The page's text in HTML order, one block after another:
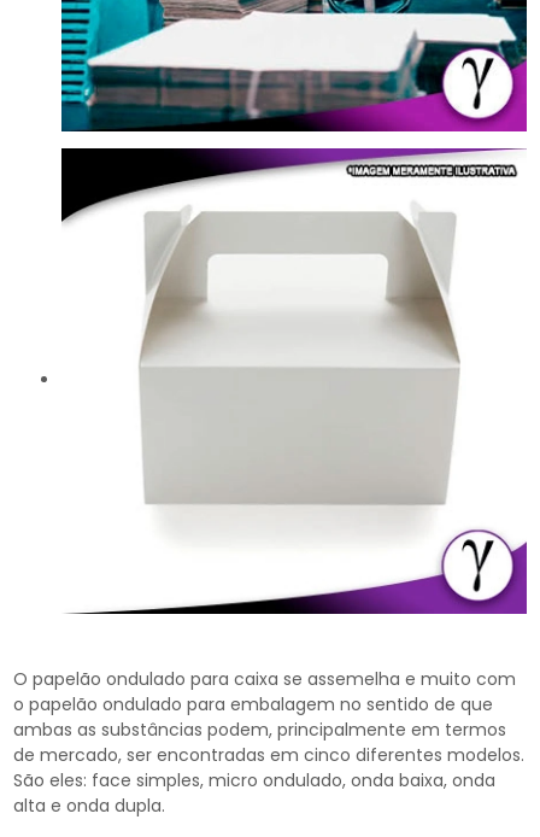
O papelão ondulado para caixa se assemelha e muito com
o papelão ondulado para embalagem no sentido de que
ambas as substâncias podem, principalmente em termos
de mercado, ser encontradas em cinco diferentes modelos.
São eles: face simples, micro ondulado, onda baixa, onda
alta e onda dupla.